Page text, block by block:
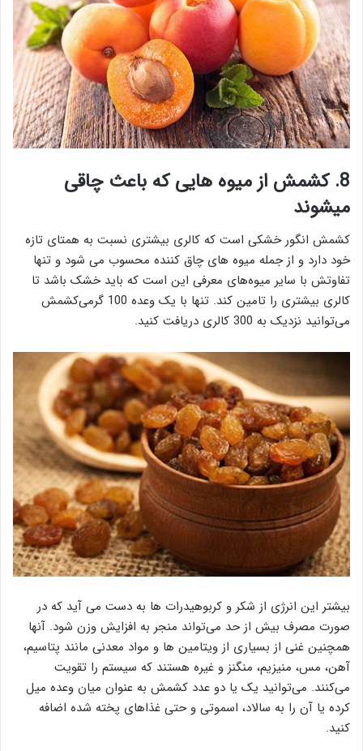
8. کشمش از میوه هایی که باعث چاقی
میشوند
کشمش انگور خشکی است که کالری بیشتری نسبت به همتای تازه
خود دارد و از جمله میوه های چاق کننده محسوب می شود و تنها
تفاوتش با سایر میوه‌های معرفی این است که باید خشک باشد تا
کالری بیشتری را تامین کند. تنها با یک وعده 100 گرمی‌کشمش
می‌توانید نزدیک به 300 کالری دریافت کنید.
بیشتر این انرژی از شکر و کربوهیدرات ها به دست می آید که در
صورت مصرف بیش از حد می‌تواند منجر به افزایش وزن شود. آنها
همچنین غنی از بسیاری از ویتامین ها و مواد معدنی مانند پتاسیم،
آهن، مس، منیزیم، منگنز و غیره هستند که سیستم را تقویت
می‌کنند. می‌توانید یک یا دو عدد کشمش به عنوان میان وعده میل
کرده یا آن را به سالاد، اسموتی و حتی غذاهای پخته شده اضافه
کنید.